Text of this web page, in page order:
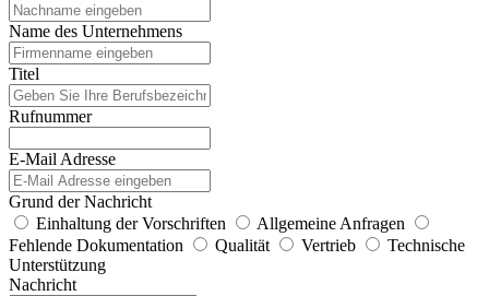
Name des Unternehmens
Titel
Rufnummer
E-Mail Adresse
Grund der Nachricht
Einhaltung der Vorschriften
Allgemeine Anfragen
Fehlende Dokumentation
Qualität Vertrieb
Technische
Unterstützung
Nachricht